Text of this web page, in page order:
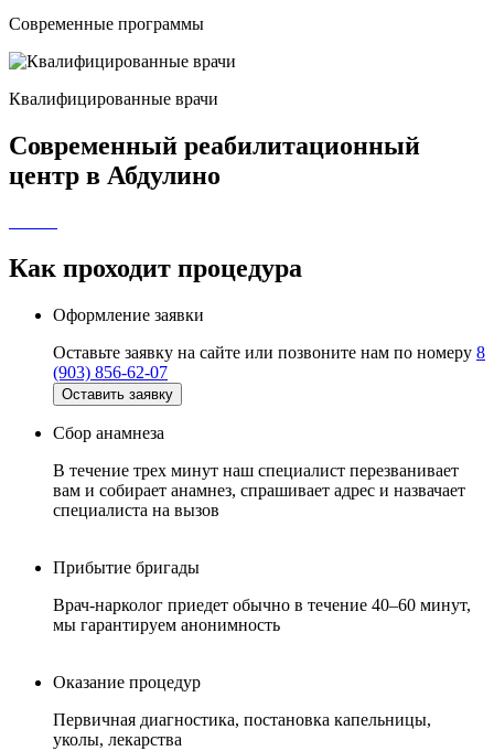
Современные программы
Квалифицированные врачи
Современный реабилитационный
центр в Абдулино
Как проходит процедура
Оформление заявки
Оставьте заявку на сайте или позвоните нам по номеру 8
(903) 856-62-07
Оставить заявку
Сбор анамнеза
В течение трех минут наш специалист перезванивает
вам и собирает анамнез, спрашивает адрес и назвачает
специалиста на вызов
Прибытие бригады
Врач-нарколог приедет обычно в течение 40–60 минут,
мы гарантируем анонимность
Оказание процедур
Первичная диагностика, постановка капельницы,
уколы, лекарства